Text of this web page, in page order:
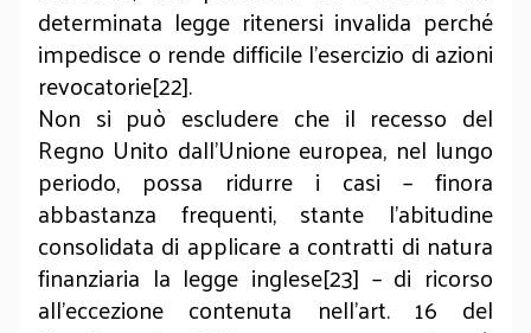
determinata legge ritenersi invalida perché
impedisce o rende difficile l’esercizio di azioni
revocatorie[22].
Non si può escludere che il recesso del
Regno Unito dall’Unione europea, nel lungo
periodo, possa ridurre i casi – finora
abbastanza frequenti, stante l’abitudine
consolidata di applicare a contratti di natura
finanziaria la legge inglese[23] – di ricorso
all’eccezione contenuta nell’art. 16 del